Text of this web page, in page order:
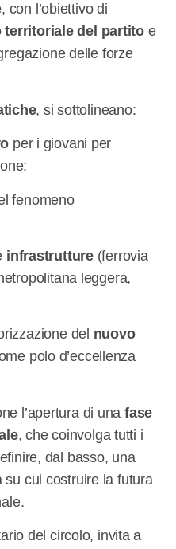
, con l’obiettivo di
territoriale del partito e
delle forze
, si sottolineano:
per i giovani per
fenomeno
infrastrutture(ferrovia
leggera,
del nuovo
polo d’eccellenza
l’apertura di una fase
, che coinvolga tutti i
dal basso, una
cui costruire la futura
del circolo, invita a